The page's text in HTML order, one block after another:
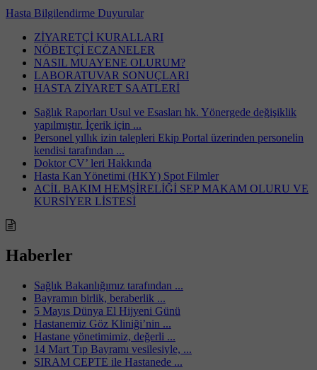
Hasta Bilgilendirme Duyurular
ZİYARETÇİ KURALLARI
NÖBETÇİ ECZANELER
NASIL MUAYENE OLURUM?
LABORATUVAR SONUÇLARI
HASTA ZİYARET SAATLERİ
Sağlık Raporları Usul ve Esasları hk. Yönergede değişiklik
yapılmıştır. İçerik için ...
Personel yıllık izin talepleri Ekip Portal üzerinden personelin
kendisi tarafından ...
Doktor CV’ leri Hakkında
Hasta Kan Yönetimi (HKY) Spot Filmler
ACİL BAKIM HEMŞİRELİĞİ SEP MAKAM OLURU VE
KURSİYER LİSTESİ
Haberler
Sağlık Bakanlığımız tarafından ...
Bayramın birlik, beraberlik ...
5 Mayıs Dünya El Hijyeni Günü
Hastanemiz Göz Kliniği’nin ...
Hastane yönetimimiz, değerli ...
14 Mart Tıp Bayramı vesilesiyle, ...
SIRAM CEPTE ile Hastanede ...